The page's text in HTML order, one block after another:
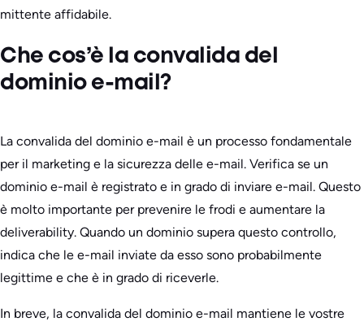
mittente affidabile.
Che cos’è la convalida del
dominio e-mail?
La convalida del dominio e-mail è un processo fondamentale
per il marketing e la sicurezza delle e-mail. Verifica se un
dominio e-mail è registrato e in grado di inviare e-mail. Questo
è molto importante per prevenire le frodi e aumentare la
deliverability. Quando un dominio supera questo controllo,
indica che le e-mail inviate da esso sono probabilmente
legittime e che è in grado di riceverle.
In breve, la convalida del dominio e-mail mantiene le vostre